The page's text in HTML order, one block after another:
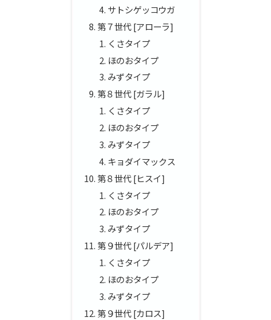
サトシゲッコウガ
第７世代 [アローラ]
くさタイプ
ほのおタイプ
みずタイプ
第８世代 [ガラル]
くさタイプ
ほのおタイプ
みずタイプ
キョダイマックス
第８世代 [ヒスイ]
くさタイプ
ほのおタイプ
みずタイプ
第９世代 [パルデア]
くさタイプ
ほのおタイプ
みずタイプ
第９世代 [カロス]